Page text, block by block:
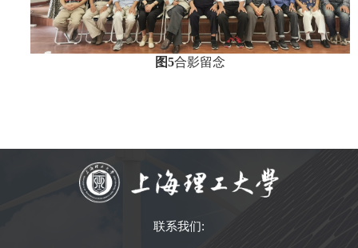
图5合影留念
联系我们: